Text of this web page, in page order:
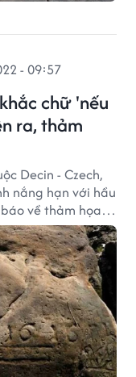
chữ 'nếu
ra, thảm
- 09:57
Decin - Czech,
nắng hạn với hầu
về thảm họa